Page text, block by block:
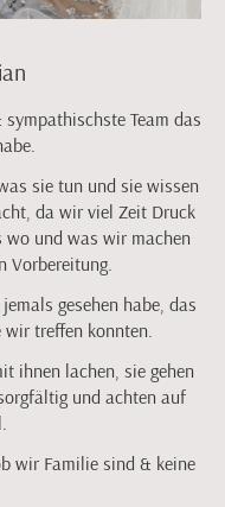
Team das
sie tun und sie wissen
da wir viel Zeit Druck
und was wir machen
Vorbereitung.
gesehen habe, das
treffen konnten.
ihnen lachen, sie gehen
und achten auf
wir Familie sind & keine